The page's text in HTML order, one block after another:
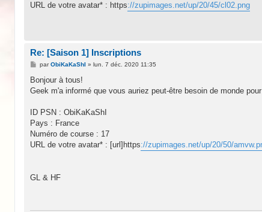
URL de votre avatar* : https://zupimages.net/up/20/45/cl02.png
Re: [Saison 1] Inscriptions
M
s
a
parObiKaKaShI »lun. 7 déc. 2020 11:35
Bonjour à tous!
Geek m'a informé que vous auriez peut-être besoin de monde
ID PSN : ObiKaKaShI
Pays : France
Numéro de course : 17
URL de votre avatar* : [url]https://zupimages.net/up/20/50/
GL & HF